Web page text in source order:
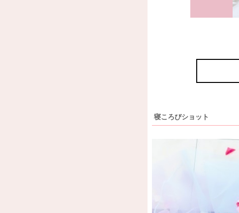
寝ころびショット